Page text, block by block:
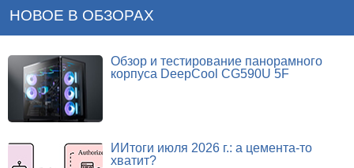
НОВОЕ В ОБЗОРАХ
Обзор и тестирование панорамного
корпуса DeepCool CG590U 5F
ИИтоги июля 2026 г.: а цемента-то
хватит?